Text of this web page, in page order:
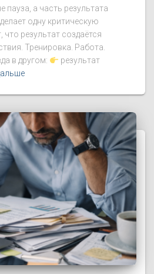
пауза, а часть результата
одну критическую
результат создаётся
Тренировка. Работа.
в другом:
результат